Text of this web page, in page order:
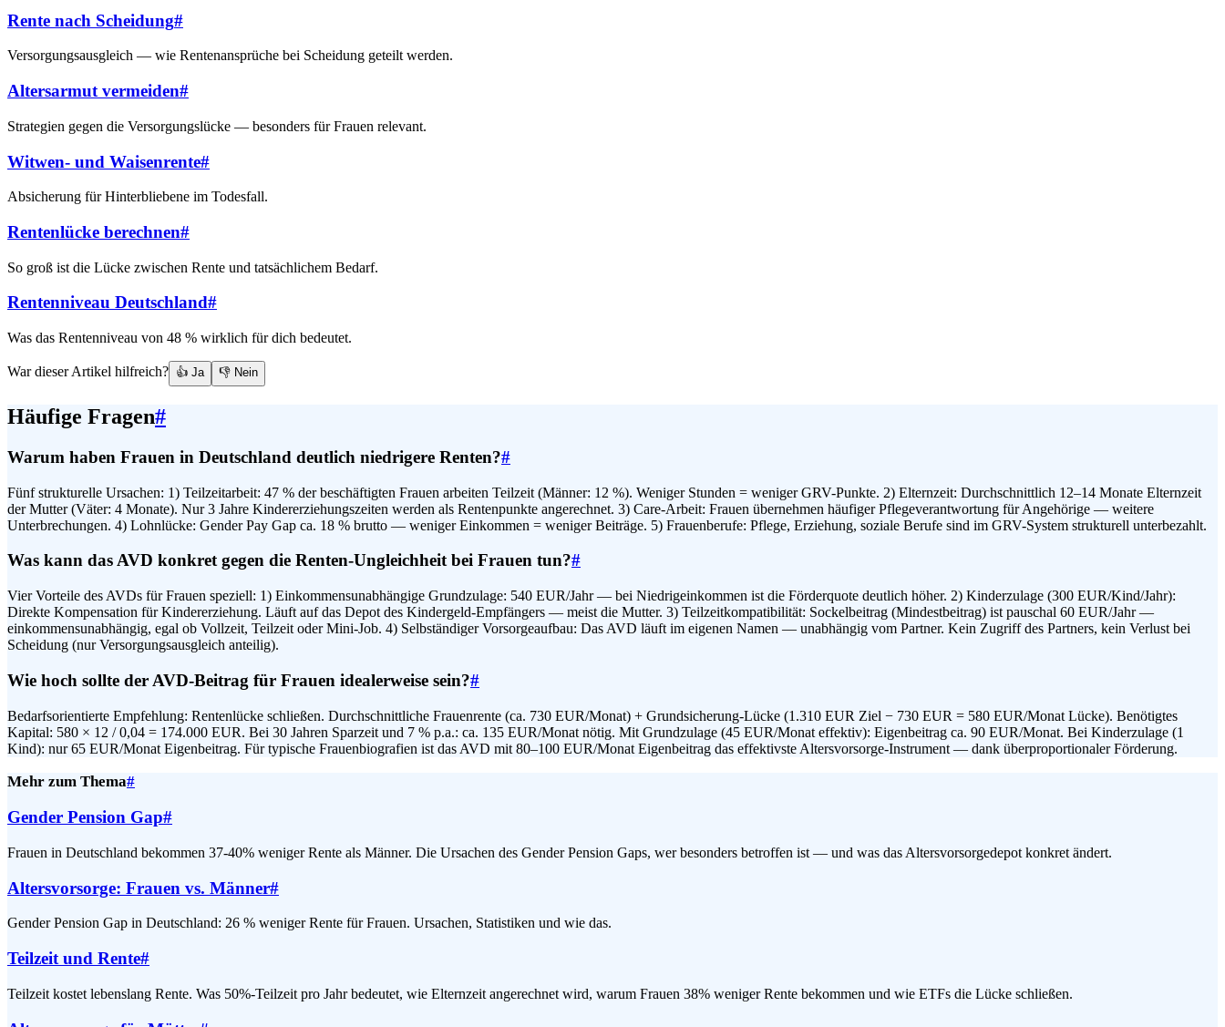
Rente nach Scheidung#
Versorgungsausgleich — wie Rentenansprüche bei Scheidung geteilt werden.
Altersarmut vermeiden#
Strategien gegen die Versorgungslücke — besonders für Frauen relevant.
Witwen- und Waisenrente#
Absicherung für Hinterbliebene im Todesfall.
Rentenlücke berechnen#
So groß ist die Lücke zwischen Rente und tatsächlichem Bedarf.
Rentenniveau Deutschland#
Was das Rentenniveau von 48 % wirklich für dich bedeutet.
War dieser Artikel hilfreich? 👍 Ja 👎 Nein
Häufige Fragen#
Warum haben Frauen in Deutschland deutlich niedrigere Renten?#
Fünf strukturelle Ursachen: 1) Teilzeitarbeit: 47 % der beschäftigten Frauen arbeiten Teilzeit (Männer: 12 %). Weniger Stunden = weniger GRV-Punkte. 2) Elternzeit: Durchschnittlich 12–14 Monate Elternzeit
der Mutter (Väter: 4 Monate). Nur 3 Jahre Kindererziehungszeiten werden als Rentenpunkte angerechnet. 3) Care-Arbeit: Frauen übernehmen häufiger Pflegeverantwortung für Angehörige — weitere
Unterbrechungen. 4) Lohnlücke: Gender Pay Gap ca. 18 % brutto — weniger Einkommen = weniger Beiträge. 5) Frauenberufe: Pflege, Erziehung, soziale Berufe sind im GRV-System strukturell unterbezahlt.
Was kann das AVD konkret gegen die Renten-Ungleichheit bei Frauen tun?#
Vier Vorteile des AVDs für Frauen speziell: 1) Einkommensunabhängige Grundzulage: 540 EUR/Jahr — bei Niedrigeinkommen ist die Förderquote deutlich höher. 2) Kinderzulage (300 EUR/Kind/Jahr):
Direkte Kompensation für Kindererziehung. Läuft auf das Depot des Kindergeld-Empfängers — meist die Mutter. 3) Teilzeitkompatibilität: Sockelbeitrag (Mindestbeitrag) ist pauschal 60 EUR/Jahr —
einkommensunabhängig, egal ob Vollzeit, Teilzeit oder Mini-Job. 4) Selbständiger Vorsorgeaufbau: Das AVD läuft im eigenen Namen — unabhängig vom Partner. Kein Zugriff des Partners, kein Verlust bei
Scheidung (nur Versorgungsausgleich anteilig).
Wie hoch sollte der AVD-Beitrag für Frauen idealerweise sein?#
Bedarfsorientierte Empfehlung: Rentenlücke schließen. Durchschnittliche Frauenrente (ca. 730 EUR/Monat) + Grundsicherung-Lücke (1.310 EUR Ziel − 730 EUR = 580 EUR/Monat Lücke). Benötigtes
Kapital: 580 × 12 / 0,04 = 174.000 EUR. Bei 30 Jahren Sparzeit und 7 % p.a.: ca. 135 EUR/Monat nötig. Mit Grundzulage (45 EUR/Monat effektiv): Eigenbeitrag ca. 90 EUR/Monat. Bei Kinderzulage (1
Kind): nur 65 EUR/Monat Eigenbeitrag. Für typische Frauenbiografien ist das AVD mit 80–100 EUR/Monat Eigenbeitrag das effektivste Altersvorsorge-Instrument — dank überproportionaler Förderung.
Mehr zum Thema#
Gender Pension Gap#
Frauen in Deutschland bekommen 37-40% weniger Rente als Männer. Die Ursachen des Gender Pension Gaps, wer besonders betroffen ist — und was das Altersvorsorgedepot konkret ändert.
Altersvorsorge: Frauen vs. Männer#
Gender Pension Gap in Deutschland: 26 % weniger Rente für Frauen. Ursachen, Statistiken und wie das.
Teilzeit und Rente#
Teilzeit kostet lebenslang Rente. Was 50%-Teilzeit pro Jahr bedeutet, wie Elternzeit angerechnet wird, warum Frauen 38% weniger Rente bekommen und wie ETFs die Lücke schließen.